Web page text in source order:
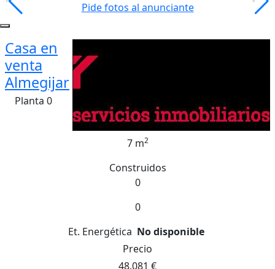
Pide fotos al anunciante
Casa en
venta
Almegijar
Planta 0
7 m2
Construidos
0
0
Et. Energética No disponible
Precio
48.081 €